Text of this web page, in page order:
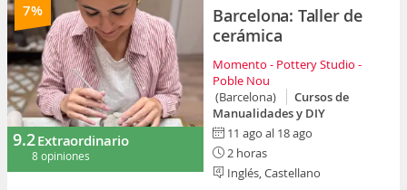
7%
9.2Extraordinario
8 opiniones
Barcelona: Taller de
cerámica
Momento - Pottery Studio -
Poble Nou
(Barcelona)
Cursos de
Manualidades y DIY
11 ago al 18 ago
2 horas
Inglés, Castellano